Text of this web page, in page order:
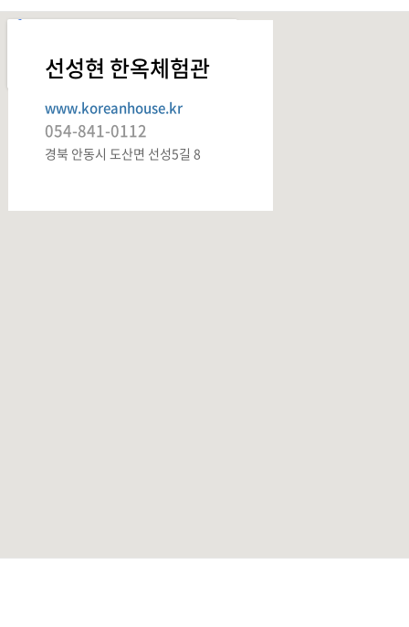
선성현 한옥체험관
경북 안동시 도산면 선성5길 8
054-841-0112
www.koreanhouse.kr